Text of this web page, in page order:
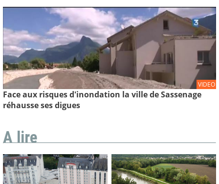
VIDEO
Face aux risques d'inondation la ville de Sassenage
réhausse ses digues
A lire